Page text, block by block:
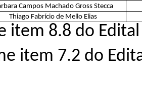
Campos Machado Gross Stecca
Thiago Fabrício de Mello Elias
item 8.8 do Edital
item 7.2 do